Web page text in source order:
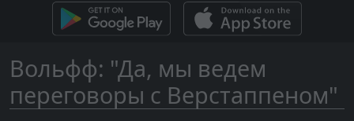
Вольфф: "Да, мы ведем
переговоры с Верстаппеном"